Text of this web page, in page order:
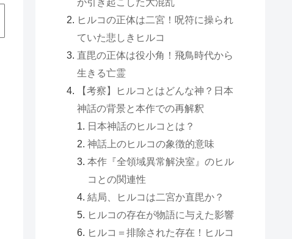
ヒルコの正体は二宮！呪符に操られ
ていた悲しきヒルコ
直毘の正体は役小角！飛鳥時代から
生きる亡霊
【考察】ヒルコとはどんな神？日本
神話の背景と本作での再解釈
日本神話のヒルコとは？
神話上のヒルコの象徴的意味
本作『全領域異常解決室』のヒル
コとの関連性
結局、ヒルコは二宮か直毘か？
ヒルコの存在が物語に与えた影響
ヒルコ＝排除された存在！ヒルコ